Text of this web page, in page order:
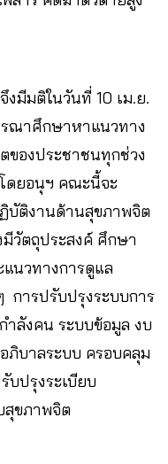
มีมติในวันที่ 10 เม.ย.
ณาศึกษาหาแนวทาง
ของประชาชนทุกช่วง
ดยอนุฯ คณะนี้จะ
บัติงานด้านสุขภาพจิต
วัตถุประสงค์ ศึกษา
นวทางการดูแล
การปรับปรุงระบบการ
ลังคน ระบบข้อมูล งบ
ภิบาลระบบ ครอบคลุม
บปรุงระเบียบ
ขภาพจิต